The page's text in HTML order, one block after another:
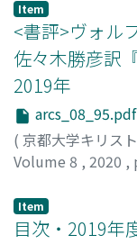
Item
<書評>ヴォル
佐々木勝彦訳
2019年
( 京都大学キリス
Volume 8 , 2020 ,
Item
目次・2019年